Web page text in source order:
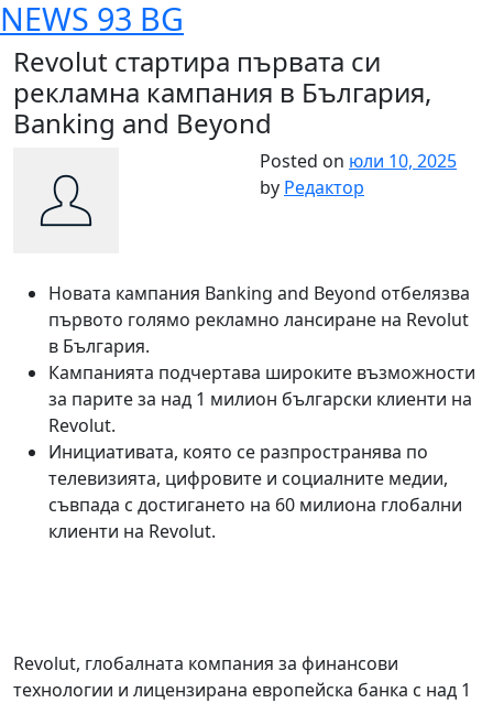
Skip
to
content
NEWS 93 BG
Revolut стартира първата си
рекламна кампания в България,
Banking and Beyond
Posted on юли 10, 2025
by Редактор
Новата кампания Banking and Beyond отбелязва
първото голямо рекламно лансиране на Revolut
в България.
Кампанията подчертава широките възможности
за парите за над 1 милион български клиенти на
Revolut.
Инициативата, която се разпространява по
телевизията, цифровите и социалните медии,
съвпада с достигането на 60 милиона глобални
клиенти на Revolut.
Revolut, глобалната компания за финансови
технологии и лицензирана европейска банка с над 1